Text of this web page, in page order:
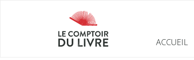
ACCUEIL